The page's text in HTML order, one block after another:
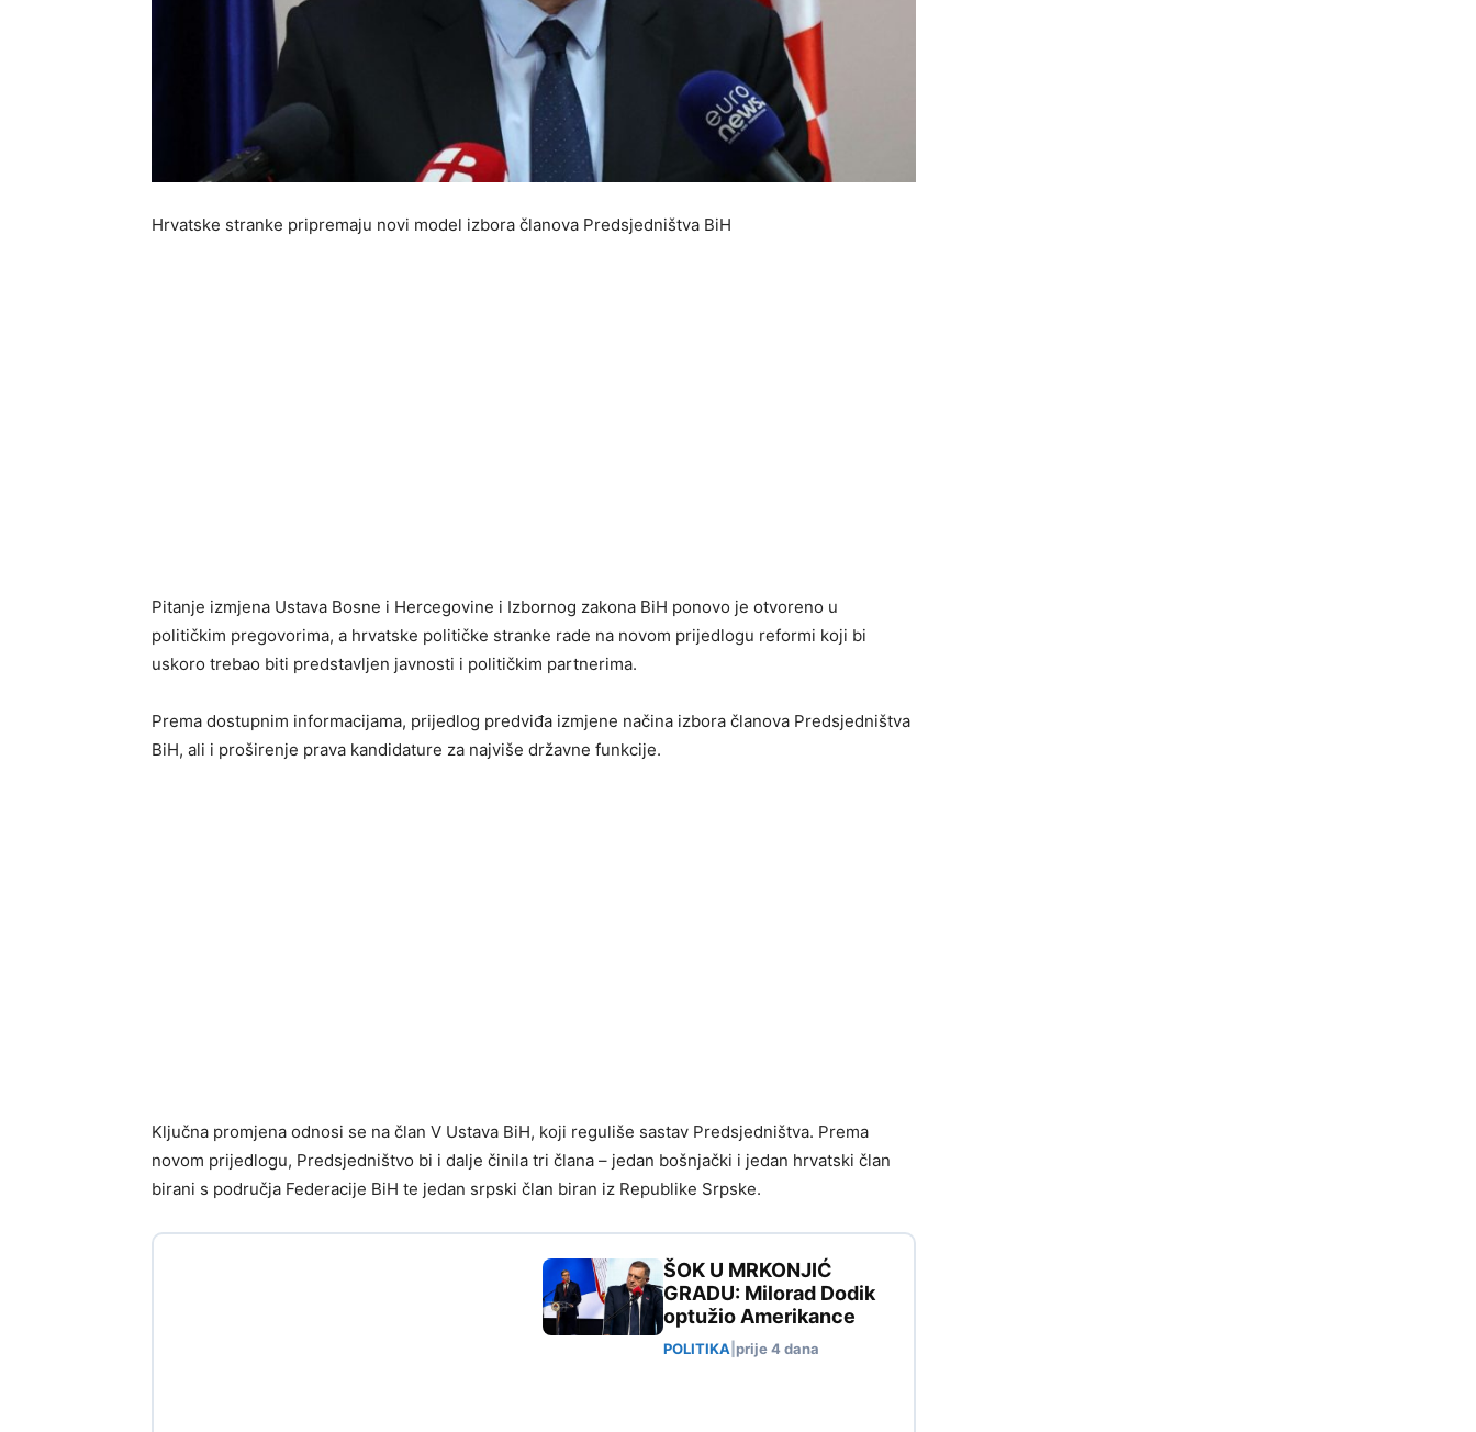
Hrvatske stranke pripremaju novi model izbora članova Predsjedništva BiH
Pitanje izmjena Ustava Bosne i Hercegovine i Izbornog zakona BiH ponovo je otvoreno u
političkim pregovorima, a hrvatske političke stranke rade na novom prijedlogu reformi koji bi
uskoro trebao biti predstavljen javnosti i političkim partnerima.
Prema dostupnim informacijama, prijedlog predviđa izmjene načina izbora članova Predsjedništva
BiH, ali i proširenje prava kandidature za najviše državne funkcije.
Ključna promjena odnosi se na član V Ustava BiH, koji reguliše sastav Predsjedništva. Prema
novom prijedlogu, Predsjedništvo bi i dalje činila tri člana – jedan bošnjački i jedan hrvatski član
birani s područja Federacije BiH te jedan srpski član biran iz Republike Srpske.
ŠOK U MRKONJIĆ
GRADU: Milorad Dodik
optužio Amerikance
POLITIKA prije 4 dana